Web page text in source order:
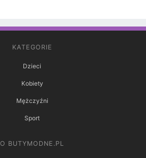
KATEGORIE
Dzieci
Kobiety
Mężczyźni
Sport
O BUTYMODNE.PL